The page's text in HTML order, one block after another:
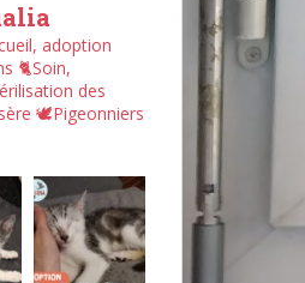
adoption
🐈Soin,
des
🕊︎Pigeonniers